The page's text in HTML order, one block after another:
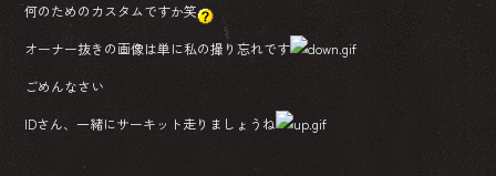
何のためのカスタムですか笑
オーナー抜きの画像は単に私の撮り忘れです
ごめんなさい
IDさん、一緒にサーキット走りましょうね